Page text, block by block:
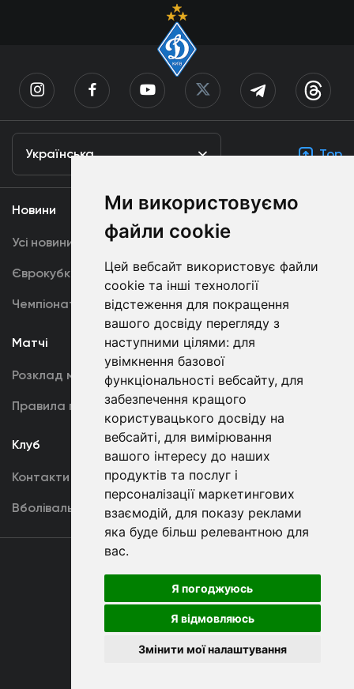
Ми використовуємо
файли cookie
Цей вебсайт використовує файли
cookie та інші технології
відстеження для покращення
вашого досвіду перегляду з
наступними цілями: для
увімкнення базової
функціональності вебсайту, для
забезпечення кращого
користувацького досвіду на
вебсайті, для вимірювання
вашого інтересу до наших
продуктів та послуг і
персоналізації маркетингових
взаємодій, для показу реклами
яка буде більш релевантною для
вас.
Я погоджуюсь
Я відмовляюсь
Змінити мої налаштування
Українська Top
Новини
Усі новини
Єврокубки
Чемпіонат України
Медіа
Динамо TV
Фотогалерея
Акредитація
Матчі
Розклад матчів
Правила поведінки
Команда
Перша команда
U19
Клуб
Контакти
Вболівальникам
Угода
користувача
Copyright © ФК «Динамо» Київ